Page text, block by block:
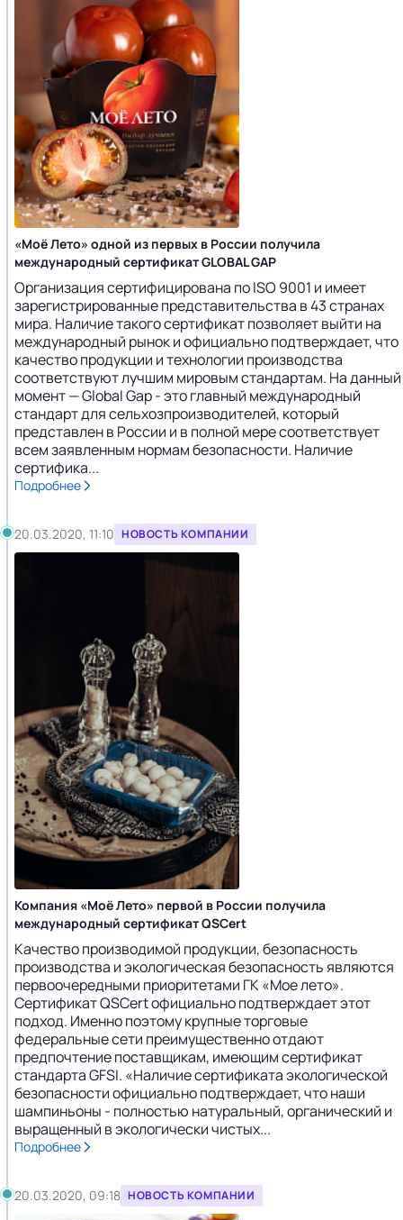
«Моё Лето» одной из первых в России получила
международный сертификат GLOBAL GAP
Организация сертифицирована по ISO 9001 и имеет
зарегистрированные представительства в 43 странах
мира. Наличие такого сертификат позволяет выйти на
международный рынок и официально подтверждает, что
качество продукции и технологии производства
соответствуют лучшим мировым стандартам. На данный
момент — Global Gap - это главный международный
стандарт для сельхозпроизводителей, который
представлен в России и в полной мере соответствует
всем заявленным нормам безопасности. Наличие
сертифика...
Подробнее
20.03.2020, 11:10 НОВОСТЬ КОМПАНИИ
Компания «Моё Лето» первой в России получила
международный сертификат QSCert
Качество производимой продукции, безопасность
производства и экологическая безопасность являются
первоочередными приоритетами ГК «Мое лето».
Сертификат QSCert официально подтверждает этот
подход. Именно поэтому крупные торговые
федеральные сети преимущественно отдают
предпочтение поставщикам, имеющим сертификат
стандарта GFSI. «Наличие сертификата экологической
безопасности официально подтверждает, что наши
шампиньоны - полностью натуральный, органический и
выращенный в экологически чистых...
Подробнее
20.03.2020, 09:18 НОВОСТЬ КОМПАНИИ